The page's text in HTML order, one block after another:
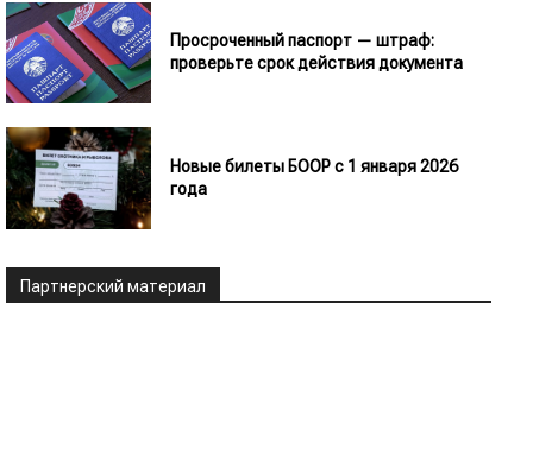
Просроченный паспорт — штраф:
проверьте срок действия документа
Новые билеты БООР с 1 января 2026
года
Партнерский материал